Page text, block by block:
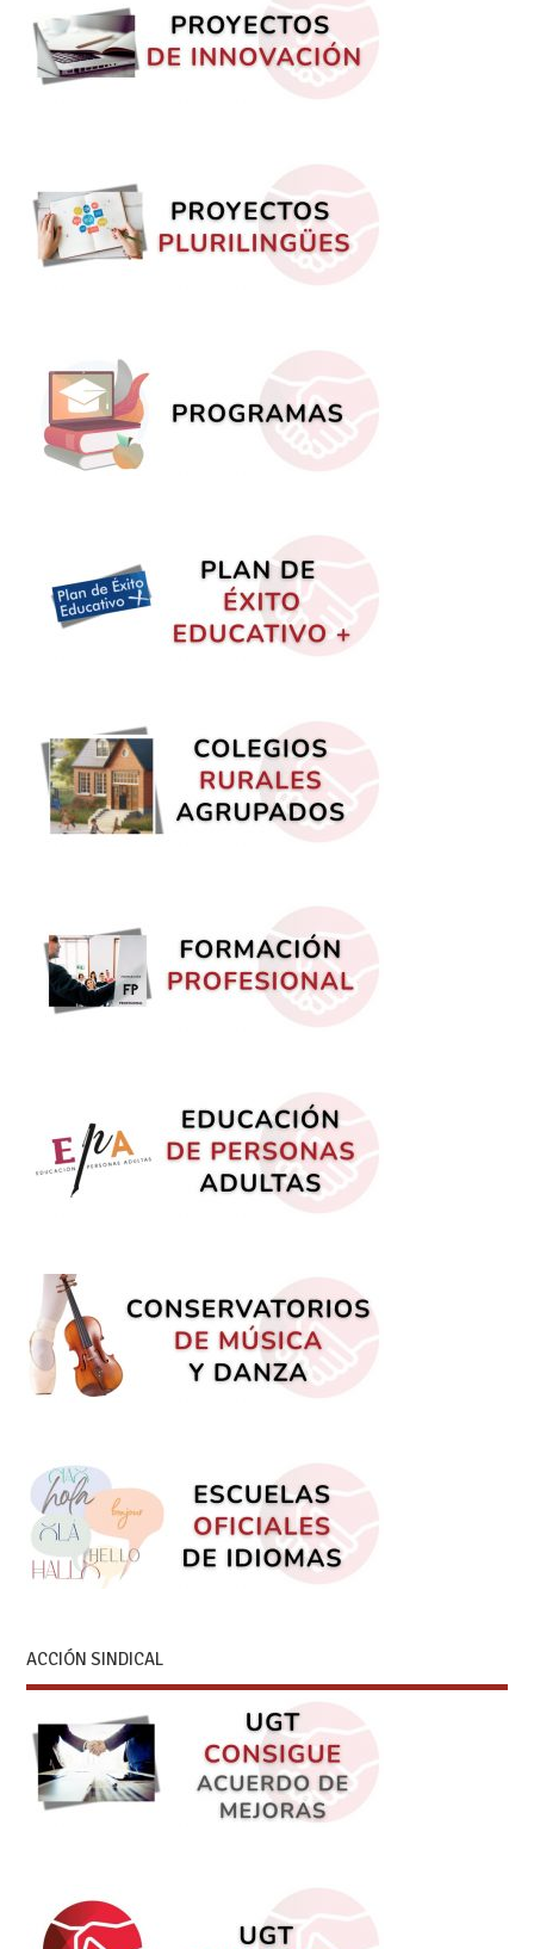
ACCIÓN SINDICAL